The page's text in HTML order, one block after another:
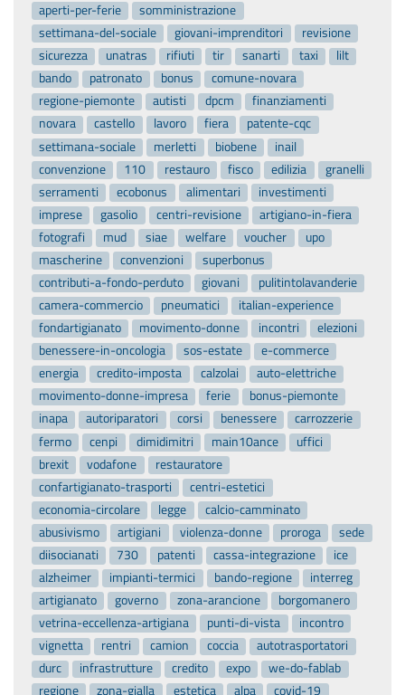
aperti-per-ferie
somministrazione
settimana-del-sociale
giovani-imprenditori
revisione
sicurezza
unatras rifiuti tir sanarti taxi
lilt
bando
patronato bonus
comune-novara
regione-piemonte
autisti dpcm
finanziamenti
novara
castello lavoro fiera
patente-cqc
settimana-sociale
merletti biobene
inail
convenzione
110 restauro fisco edilizia
granelli
serramenti
ecobonus alimentari
investimenti
imprese
gasolio centri-revisione
artigiano-in-fiera
fotografi
mud siae welfare voucher
upo
mascherine
convenzioni
superbonus
contributi-a-fondo-perduto
giovani
pulitintolavanderie
camera-commercio
pneumatici
italian-experience
fondartigianato
movimento-donne incontri
elezioni
benessere-in-oncologia
sos-estate
e-commerce
energia
credito-imposta calzolai
auto-elettriche
movimento-donne-impresa
ferie
bonus-piemonte
inapa
autoriparatori corsi benessere
carrozzerie
fermo
cenpi dimidimitri main10ance
uffici
brexit
vodafone
restauratore
confartigianato-trasporti
centri-estetici
economia-circolare
legge
calcio-camminato
abusivismo
artigiani violenza-donne proroga
sede
diisocianati
730 patenti cassa-integrazione
ice
alzheimer
impianti-termici bando-regione
interreg
artigianato
governo zona-arancione
borgomanero
vetrina-eccellenza-artigiana
punti-di-vista
incontro
vignetta
rentri camion coccia
autotrasportatori
durc
infrastrutture credito expo
we-do-fablab
regione
zona-gialla estetica alpa covid-19